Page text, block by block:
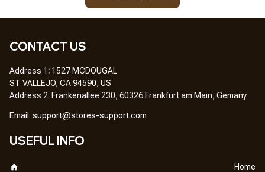
CONTACT US
Address 1: 1527 MCDOUGAL
ST VALLEJO, CA 94590, US
Address 2: Frankenallee 230, 60326 Frankfurt am Main, Gemany
Email: support@stores-support.com
USEFUL INFO
Home